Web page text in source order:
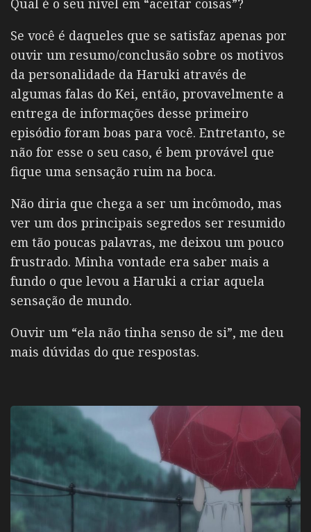
Qual é o seu nível em “aceitar coisas”?
Se você é daqueles que se satisfaz apenas por
ouvir um resumo/conclusão sobre os motivos
da personalidade da Haruki através de
algumas falas do Kei, então, provavelmente a
entrega de informações desse primeiro
episódio foram boas para você. Entretanto, se
não for esse o seu caso, é bem provável que
fique uma sensação ruim na boca.
Não diria que chega a ser um incômodo, mas
ver um dos principais segredos ser resumido
em tão poucas palavras, me deixou um pouco
frustrado. Minha vontade era saber mais a
fundo o que levou a Haruki a criar aquela
sensação de mundo.
Ouvir um “ela não tinha senso de si”, me deu
mais dúvidas do que respostas.